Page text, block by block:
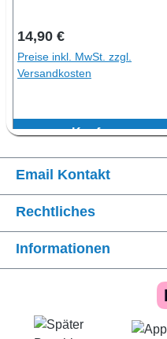
Regulärer Preis:
14,90 €
Preise inkl. MwSt. zzgl.
Versandkosten
Kaufen
Email Kontakt
Rechtliches
Informationen